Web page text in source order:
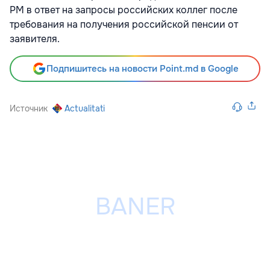
РМ в ответ на запросы российских коллег после
требования на получения российской пенсии от
заявителя.
Подпишитесь на новости Point.md в Google
Источник Actualitati